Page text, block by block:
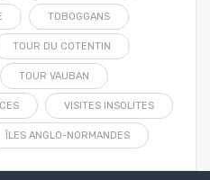
TOBOGGANS
TOUR DU COTENTIN
TOUR VAUBAN
VISITES INSOLITES
ÎLES ANGLO-NORMANDES